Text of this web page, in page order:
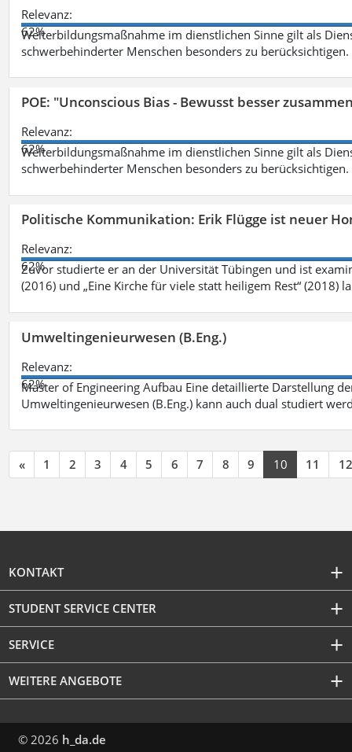
Relevanz:
62%
Weiterbildungsmaßnahme im dienstlichen Sinne gilt als
schwerbehinderter Menschen besonders zu berücksichtigen.
POE: "Unconscious Bias - Bewusst besser
Relevanz:
62%
Weiterbildungsmaßnahme im dienstlichen Sinne gilt als
schwerbehinderter Menschen besonders zu berücksichtigen.
Politische Kommunikation: Erik Flügge ist neuer
Relevanz:
62%
Zuvor studierte er an der Universität Tübingen und ist
(2016) und „Eine Kirche für viele statt heiligem Rest“ (2018)
Umweltingenieurwesen (B.Eng.)
Relevanz:
62%
Master of Engineering Aufbau Eine detaillierte Darstellung
Umweltingenieurwesen (B.Eng.) kann auch dual studiert
« 1 2 3 4 5 6 7 8 9 10 11 12
KONTAKT
STUDENT SERVICE CENTER
SERVICE
WEITERE ANGEBOTE
© 2026 h_da.de